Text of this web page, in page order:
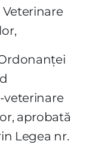
veterinare
aprobată
Legea nr.